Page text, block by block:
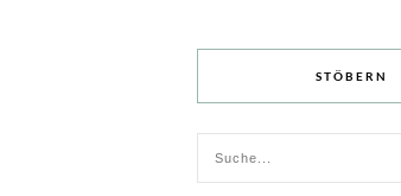
STÖBERN